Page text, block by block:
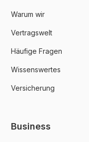
Warum wir
Vertragswelt
Häufige Fragen
Wissenswertes
Versicherung
Business